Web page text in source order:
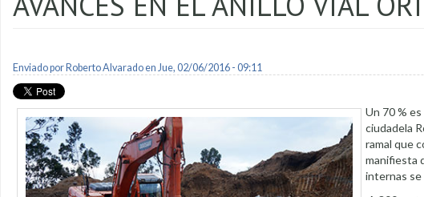
Enviado por Roberto Alvaradoen Jue, 02/06/2016 - 09:11
Un 70 %
ciudadela
ramal que
manifiesta
internas se